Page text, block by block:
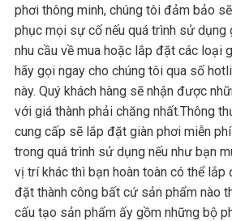
phơi thông minh, chúng tôi đảm bảo
phục mọi sự cố nếu quá trình sử dụng
nhu cầu về mua hoặc lắp đặt các loại
hãy gọi ngay cho chúng tôi qua số
này. Quý khách hàng sẽ nhận được
với giá thành phải chăng nhất.Thông
cung cấp sẽ lắp đặt giàn phơi miễn
trong quá trình sử dụng nếu như bạn
vị trí khác thì bạn hoàn toàn có thể lắp
đặt thành công bất cứ sản phẩm nào
cấu tạo sản phẩm ấy gồm những bộ